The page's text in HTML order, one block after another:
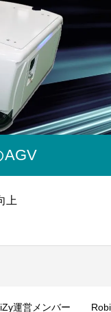
AGV
上
運営メンバー